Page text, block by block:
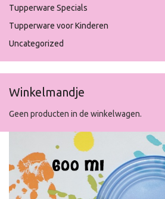
Tupperware Specials
Tupperware voor Kinderen
Uncategorized
Winkelmandje
Geen producten in de winkelwagen.